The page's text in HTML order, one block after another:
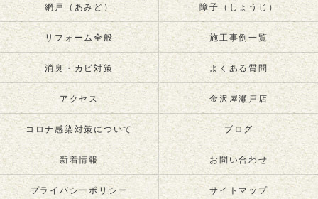
網戸（あみど） 障子（しょうじ）
リフォーム全般 施工事例一覧
消臭・カビ対策 よくある質問
アクセス 金沢屋瀬戸店
コロナ感染対策について ブログ
新着情報 お問い合わせ
プライバシーポリシー サイトマップ